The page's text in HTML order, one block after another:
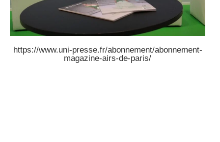
https://www.uni-presse.fr/abonnement/abonnement-
magazine-airs-de-paris/